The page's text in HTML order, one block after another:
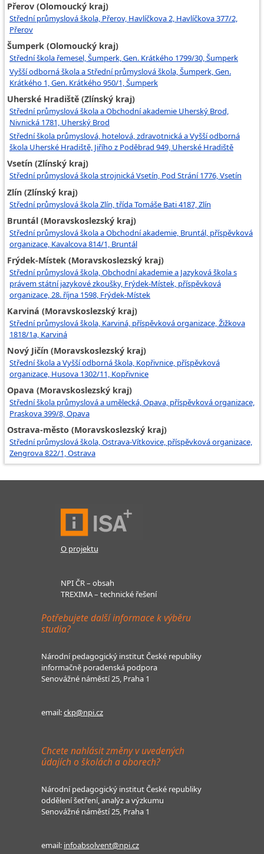
Přerov (Olomoucký kraj)
Střední průmyslová škola, Přerov, Havlíčkova 2, Havlíčkova 377/2,
Přerov
Šumperk (Olomoucký kraj)
Střední škola řemesel, Šumperk, Gen. Krátkého 1799/30, Šumperk
Vyšší odborná škola a Střední průmyslová škola, Šumperk, Gen.
Krátkého 1, Gen. Krátkého 950/1, Šumperk
Uherské Hradiště (Zlínský kraj)
Střední průmyslová škola a Obchodní akademie Uherský Brod,
Nivnická 1781, Uherský Brod
Střední škola průmyslová, hotelová, zdravotnická a Vyšší odborná
škola Uherské Hradiště, Jiřího z Poděbrad 949, Uherské Hradiště
Vsetín (Zlínský kraj)
Střední průmyslová škola strojnická Vsetín, Pod Strání 1776, Vsetín
Zlín (Zlínský kraj)
Střední průmyslová škola Zlín, třída Tomáše Bati 4187, Zlín
Bruntál (Moravskoslezský kraj)
Střední průmyslová škola a Obchodní akademie, Bruntál, příspěvková
organizace, Kavalcova 814/1, Bruntál
Frýdek-Místek (Moravskoslezský kraj)
Střední průmyslová škola, Obchodní akademie a Jazyková škola s
právem státní jazykové zkoušky, Frýdek-Místek, příspěvková
organizace, 28. října 1598, Frýdek-Místek
Karviná (Moravskoslezský kraj)
Střední průmyslová škola, Karviná, příspěvková organizace, Žižkova
1818/1a, Karviná
Nový Jičín (Moravskoslezský kraj)
Střední škola a Vyšší odborná škola, Kopřivnice, příspěvková
organizace, Husova 1302/11, Kopřivnice
Opava (Moravskoslezský kraj)
Střední škola průmyslová a umělecká, Opava, příspěvková organizace,
Praskova 399/8, Opava
Ostrava-město (Moravskoslezský kraj)
Střední průmyslová škola, Ostrava-Vítkovice, příspěvková organizace,
Zengrova 822/1, Ostrava
O projektu
NPI ČR – obsah
TREXIMA – technické řešení
Potřebujete další informace k výběru
studia?
Národní pedagogický institut České republiky
informačně poradenská podpora
Senovážné náměstí 25, Praha 1
email:ckp@npi.cz
Chcete nahlásit změny v uvedených
údajích o školách a oborech?
Národní pedagogický institut České republiky
oddělení šetření, analýz a výzkumu
Senovážné náměstí 25, Praha 1
email: infoabsolvent@npi.cz